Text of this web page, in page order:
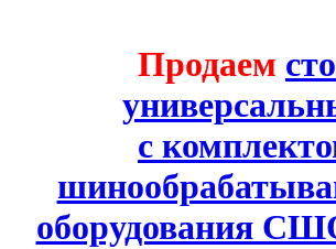
Продаем
с
оборудования